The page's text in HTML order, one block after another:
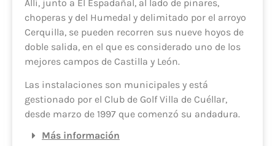
Allí, junto a El Espadañal, al lado de pinares,
choperas y del Humedal y delimitado por el arroyo
Cerquilla, se pueden recorren sus nueve hoyos de
doble salida, en el que es considerado uno de los
mejores campos de Castilla y León.
Las instalaciones son municipales y está
gestionado por el Club de Golf Villa de Cuéllar,
desde marzo de 1997 que comenzó su andadura.
Más información